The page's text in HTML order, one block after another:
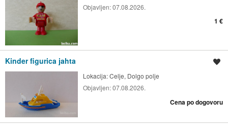
Objavljen:07.08.2026.
1 €
Kinder figurica jahta
Lokacija:Celje, Dolgo polje
Objavljen:07.08.2026.
Cena po dogovoru